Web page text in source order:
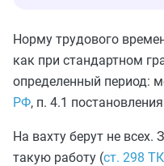
Норму трудового
как при стандартном
определенный период:
РФ, п. 4.1
На вахту берут не всех.
такую работу (ст. 298